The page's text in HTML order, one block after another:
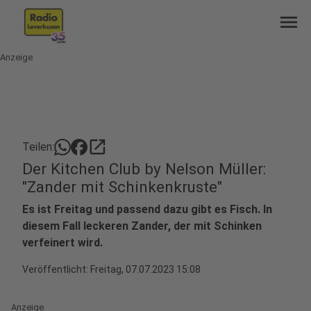
menu
Anzeige
Teilen: open_in_new
Der Kitchen Club by Nelson Müller:
"Zander mit Schinkenkruste"
Es ist Freitag und passend dazu gibt es Fisch. In
diesem Fall leckeren Zander, der mit Schinken
verfeinert wird.
Veröffentlicht: Freitag, 07.07.2023 15:08
Anzeige